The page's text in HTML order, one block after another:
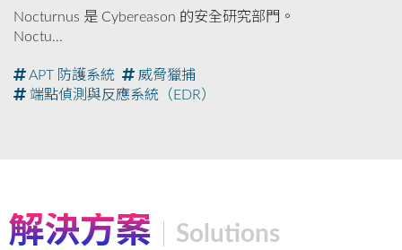
Nocturnus 是 Cybereason 的安全研究部門。
Noctu...
APT 防護系統
威脅獵捕
端點偵測與反應系統（EDR）
解決方案 Solutions